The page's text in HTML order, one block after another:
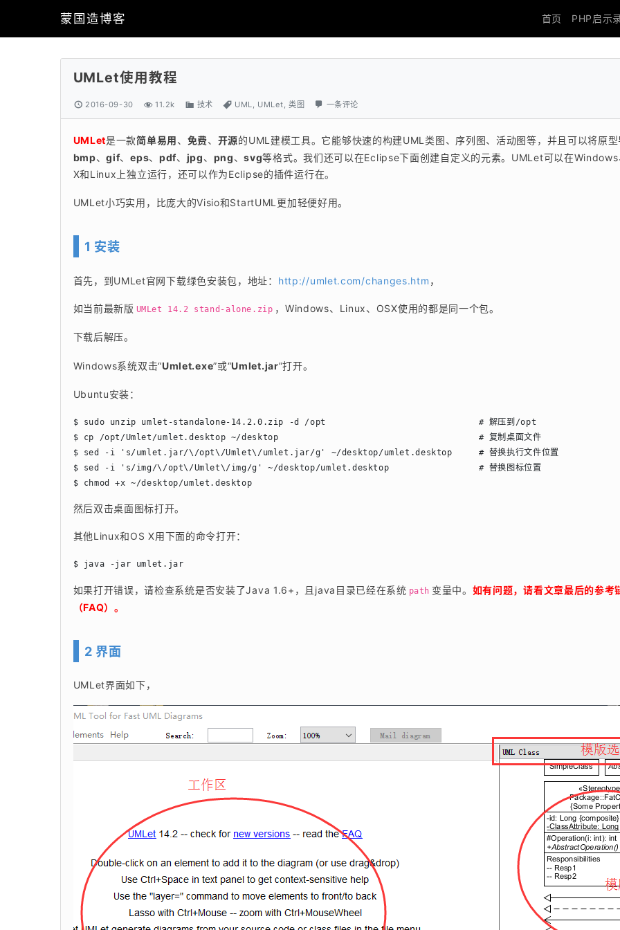
蒙国造博客 首页 PHP启示
UMLet使用教程
2016-09-30 11.2k 技术 UML UMLet ,类图 一条评论
UMLet是一款简单易用、 免费、 开源的UML建模工具。它能够快速的构建UML类图、序列图、活动图等，并且可以将原
bmp、gif、eps、 pdf、 jpg、 png、svg等格式。我们还可以在Eclipse下面创建自定义的元素。UMLet可以在
X和Linux上独立运行，还可以作为Eclipse的插件运行在。
UMLet小巧实用，比庞大的Visio和StartUML更加轻便好用。
1 安装
首先，到UMLet官网下载绿色安装包，地址： http://umlet.com/changes.htm ，
如当前最新版 UMLet 14.2 stand-alone.zip ，Windows、Linux、OSX使用的都是同一个包。
下载后解压。
Windows系统双击“Umlet.exe”或“Umlet.jar”打开。
Ubuntu安装：
$ sudo unzip umlet-standalone-14.2.0.zip -d /opt                             # 解压到/opt
$ cp /opt/Umlet/umlet.desktop ~/desktop                                      # 复制桌面文件
$ sed -i 's/umlet.jar/\/opt\/Umlet\/umlet.jar/g' ~/desktop/umlet.desktop     # 替换执行文件位置
$ sed -i 's/img/\/opt\/Umlet\/img/g' ~/desktop/umlet.desktop                 # 替换图标位置
$ chmod +x ~/desktop/umlet.desktop
然后双击桌面图标打开。
其他Linux和OS X用下面的命令打开：
$ java -jar umlet.jar
如果打开错误，请检查系统是否安装了Java 1.6+，且java目录已经在系统 path 变量中。 如有问题，请看文章最后的参考
（FAQ）。
2 界面
UMLet界面如下，